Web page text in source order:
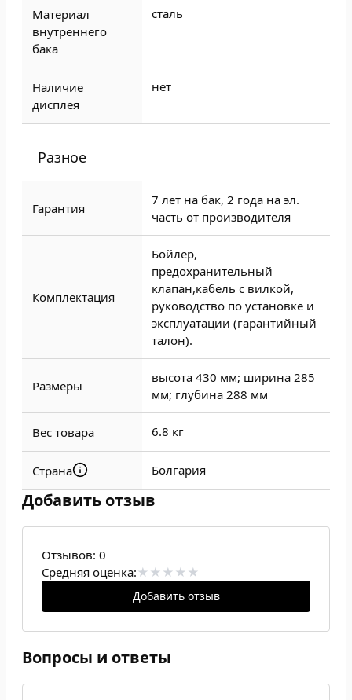
Материал
внутреннего
бака
сталь
Наличие
дисплея
нет
Разное
Гарантия
7 лет на бак, 2 года на эл.
часть от производителя
Комплектация
Бойлер,
предохранительный
клапан,кабель с вилкой,
руководство по установке и
эксплуатации (гарантийный
талон).
Размеры
высота 430 мм; ширина 285
мм; глубина 288 мм
Вес товара 6.8 кг
Страна Болгария
Добавить отзыв
Отзывов: 0
Средняя оценка:
Добавить отзыв
Вопросы и ответы